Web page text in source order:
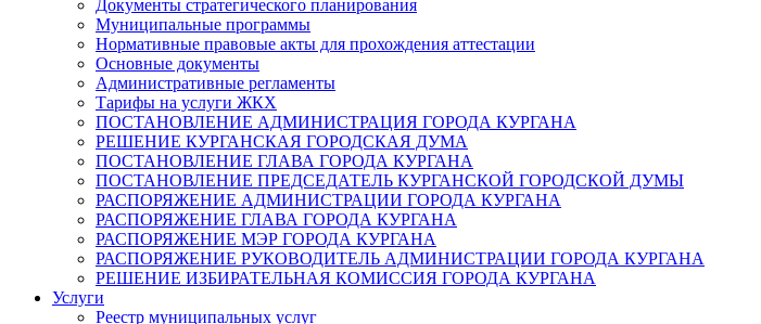
Документы стратегического планирования
Муниципальные программы
Нормативные правовые акты для прохождения аттестации
Основные документы
Административные регламенты
Тарифы на услуги ЖКХ
ПОСТАНОВЛЕНИЕ АДМИНИСТРАЦИЯ ГОРОДА КУРГАНА
РЕШЕНИЕ КУРГАНСКАЯ ГОРОДСКАЯ ДУМА
ПОСТАНОВЛЕНИЕ ГЛАВА ГОРОДА КУРГАНА
ПОСТАНОВЛЕНИЕ ПРЕДСЕДАТЕЛЬ КУРГАНСКОЙ ГОРОДСКОЙ ДУМЫ
РАСПОРЯЖЕНИЕ АДМИНИСТРАЦИИ ГОРОДА КУРГАНА
РАСПОРЯЖЕНИЕ ГЛАВА ГОРОДА КУРГАНА
РАСПОРЯЖЕНИЕ МЭР ГОРОДА КУРГАНА
РАСПОРЯЖЕНИЕ РУКОВОДИТЕЛЬ АДМИНИСТРАЦИИ ГОРОДА КУРГАНА
РЕШЕНИЕ ИЗБИРАТЕЛЬНАЯ КОМИССИЯ ГОРОДА КУРГАНА
Услуги
Реестр муниципальных услуг